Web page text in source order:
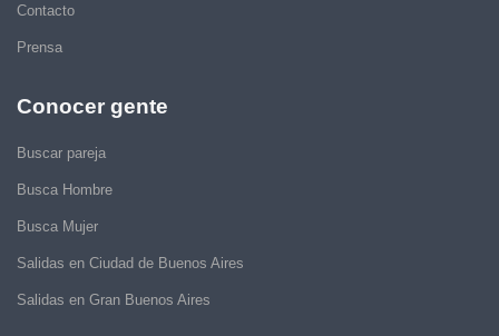
Contacto
Prensa
Conocer gente
Buscar pareja
Busca Hombre
Busca Mujer
Salidas en Ciudad de Buenos Aires
Salidas en Gran Buenos Aires